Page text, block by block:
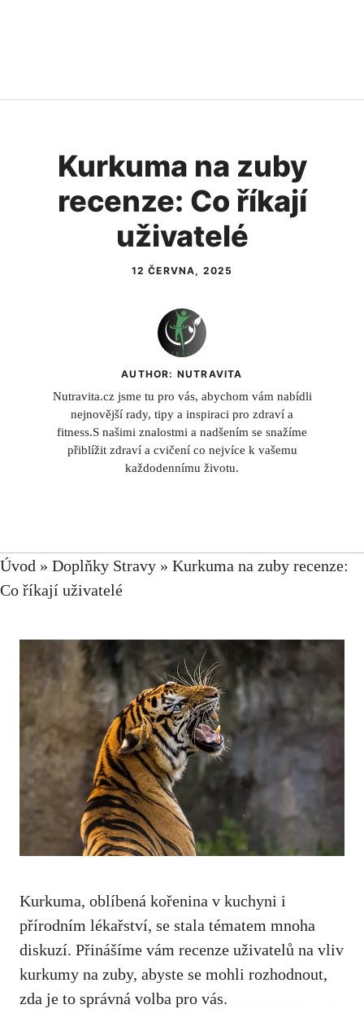
Kurkuma na zuby
recenze: Co říkají
uživatelé
12 ČERVNA, 2025
AUTHOR: NUTRAVITA
Nutravita.cz jsme tu pro vás, abychom vám nabídli
nejnovější rady, tipy a inspiraci pro zdraví a
fitness.S našimi znalostmi a nadšením se snažíme
přiblížit zdraví a cvičení co nejvíce k vašemu
každodennímu životu.
Úvod » Doplňky Stravy » Kurkuma na zuby recenze:
Co říkají uživatelé
Kurkuma, oblíbená kořenina v kuchyni i
přírodním lékařství, se stala ⁤tématem mnoha
⁢diskuzí. Přinášíme vám recenze ‌uživatelů ‍na vliv
​kurkumy na zuby, abyste se mohli rozhodnout,
zda je to správná volba pro vás.